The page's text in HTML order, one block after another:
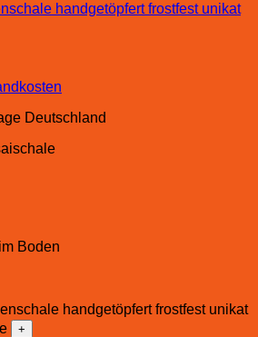
Deutschland
Boden
handgetöpfert frostfest unikat